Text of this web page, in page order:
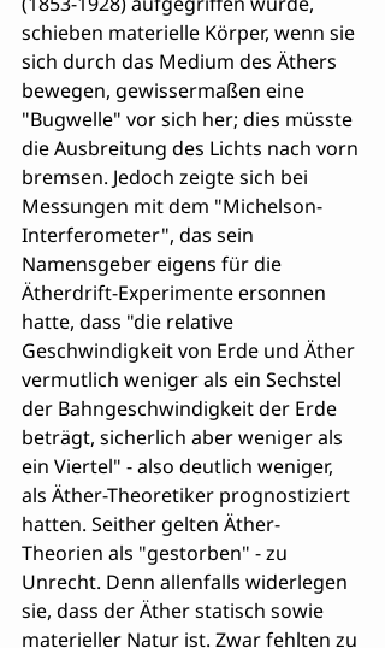
schieben materielle Körper, wenn sie
sich durch das Medium des Äthers
bewegen, gewissermaßen eine
"Bugwelle" vor sich her; dies müsste
die Ausbreitung des Lichts nach vorn
bremsen. Jedoch zeigte sich bei
Messungen mit dem "Michelson-
Interferometer", das sein
Namensgeber eigens für die
Ätherdrift-Experimente ersonnen
hatte, dass "die relative
Geschwindigkeit von Erde und Äther
vermutlich weniger als ein Sechstel
der Bahngeschwindigkeit der Erde
beträgt, sicherlich aber weniger als
ein Viertel" - also deutlich weniger,
als Äther-Theoretiker prognostiziert
hatten. Seither gelten Äther-
Theorien als "gestorben" - zu
Unrecht. Denn allenfalls widerlegen
sie, dass der Äther statisch sowie
materieller Natur ist. Zwar fehlten zu